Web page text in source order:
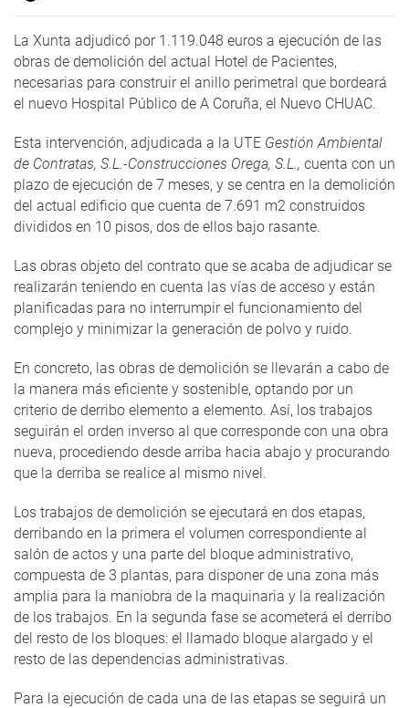
La Xunta adjudicó por 1.119.048 euros a ejecución de las
obras de demolición del actual Hotel de Pacientes,
necesarias para construir el anillo perimetral que bordeará
el nuevo Hospital Público de A Coruña, el Nuevo CHUAC.
Esta intervención, adjudicada a la UTE Gestión Ambiental
de Contratas, S.L.-Construcciones Orega, S.L., cuenta con un
plazo de ejecución de 7 meses, y se centra en la demolición
del actual edificio que cuenta de 7.691 m2 construidos
divididos en 10 pisos, dos de ellos bajo rasante.
Las obras objeto del contrato que se acaba de adjudicar se
realizarán teniendo en cuenta las vías de acceso y están
planificadas para no interrumpir el funcionamiento del
complejo y minimizar la generación de polvo y ruido.
En concreto, las obras de demolición se llevarán a cabo de
la manera más eficiente y sostenible, optando por un
criterio de derribo elemento a elemento. Así, los trabajos
seguirán el orden inverso al que corresponde con una obra
nueva, procediendo desde arriba hacia abajo y procurando
que la derriba se realice al mismo nivel.
Los trabajos de demolición se ejecutará en dos etapas,
derribando en la primera el volumen correspondiente al
salón de actos y una parte del bloque administrativo,
compuesta de 3 plantas, para disponer de una zona más
amplia para la maniobra de la maquinaria y la realización
de los trabajos. En la segunda fase se acometerá el derribo
del resto de los bloques: el llamado bloque alargado y el
resto de las dependencias administrativas.
Para la ejecución de cada una de las etapas se seguirá un